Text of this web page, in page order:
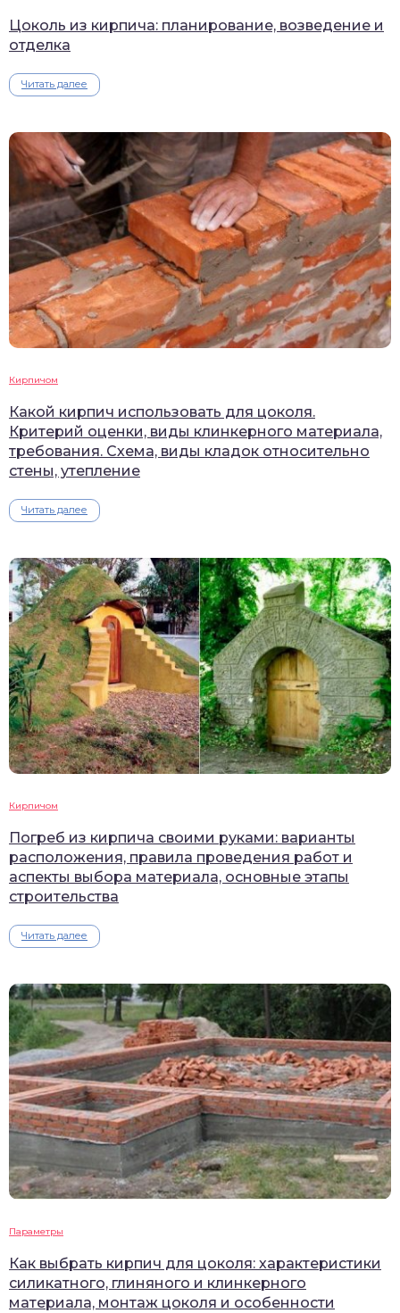
Цоколь из кирпича: планирование, возведение и
отделка
Читать далее
Кирпичом
Какой кирпич использовать для цоколя.
Критерий оценки, виды клинкерного материала,
требования. Схема, виды кладок относительно
стены, утепление
Читать далее
Кирпичом
Погреб из кирпича своими руками: варианты
расположения, правила проведения работ и
аспекты выбора материала, основные этапы
строительства
Читать далее
Параметры
Как выбрать кирпич для цоколя: характеристики
силикатного, глиняного и клинкерного
материала, монтаж цоколя и особенности